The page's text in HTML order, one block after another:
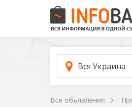
Вся Украина
Все обьявления